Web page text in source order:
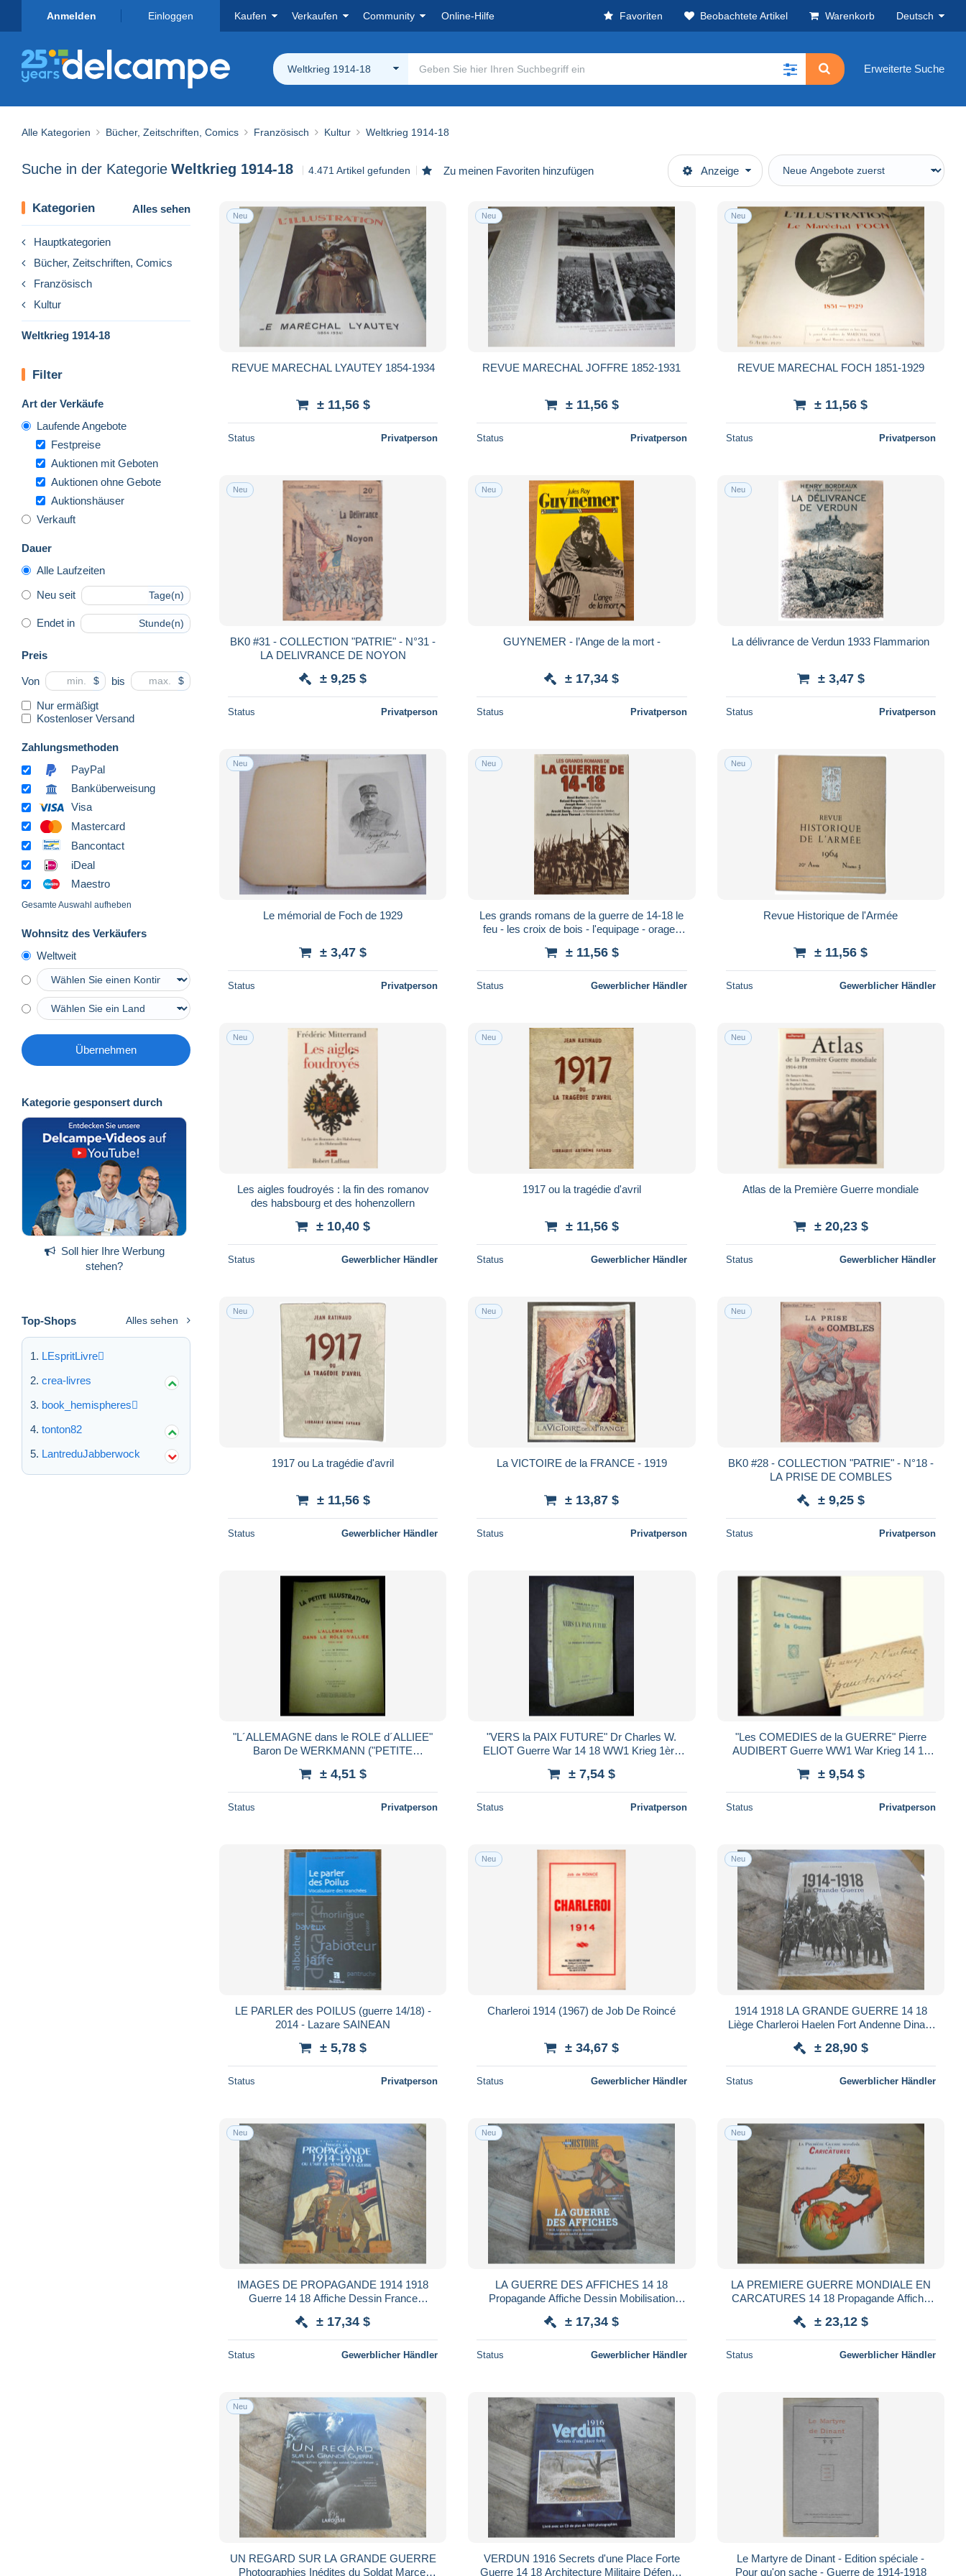
Anmelden Einloggen Kaufen Verkaufen Community Online-Hilfe Favoriten Beobachtete Artikel Warenkorb Deutsch
Weltkrieg 1914-18 Erweiterte Suche
Alle Kategorien Bücher, Zeitschriften, Comics Französisch Kultur Weltkrieg 1914-18
Suche in der Kategorie Weltkrieg 1914-18 4.471 Artikel gefunden Zu meinen Favoriten hinzufügen Anzeige
Kategorien Alles sehen
Hauptkategorien
Bücher, Zeitschriften, Comics
Französisch
Kultur
Weltkrieg 1914-18
Filter
Art der Verkäufe
Laufende Angebote
Festpreise
Auktionen mit Geboten
Auktionen ohne Gebote
Auktionshäuser
Verkauft
Dauer
Alle Laufzeiten
Neu seit Tage(n)
Endet in Stunde(n)
Preis
Von $ bis $
Nur ermäßigt
Kostenloser Versand
Zahlungsmethoden
PayPal
Banküberweisung
Visa
Mastercard
Bancontact
iDeal
Maestro
Gesamte Auswahl aufheben
Wohnsitz des Verkäufers
Weltweit
Übernehmen
Kategorie gesponsert durch
Soll hier Ihre Werbung
stehen?
Top-Shops Alles sehen
LEspritLivre
crea-livres
book_hemispheres
tonton82
LantreduJabberwock
Neu
REVUE MARECHAL LYAUTEY 1854-1934
± 11,56 $
Status Privatperson
Neu
REVUE MARECHAL JOFFRE 1852-1931
± 11,56 $
Status Privatperson
Neu
REVUE MARECHAL FOCH 1851-1929
± 11,56 $
Status Privatperson
Neu
BK0 #31 - COLLECTION "PATRIE" - N°31 -
LA DELIVRANCE DE NOYON
± 9,25 $
Status Privatperson
Neu
GUYNEMER - l’Ange de la mort -
± 17,34 $
Status Privatperson
Neu
La délivrance de Verdun 1933 Flammarion
± 3,47 $
Status Privatperson
Neu
Le mémorial de Foch de 1929
± 3,47 $
Status Privatperson
Neu
Les grands romans de la guerre de 14-18 le
feu - les croix de bois - l'equipage - orages
± 11,56 $
Status Gewerblicher Händler
Neu
Revue Historique de l'Armée
± 11,56 $
Status Gewerblicher Händler
Neu
Les aigles foudroyés : la fin des romanov
des habsbourg et des hohenzollern
± 10,40 $
Status Gewerblicher Händler
Neu
1917 ou la tragédie d'avril
± 11,56 $
Status Gewerblicher Händler
Neu
Atlas de la Première Guerre mondiale
± 20,23 $
Status Gewerblicher Händler
Neu
1917 ou La tragédie d'avril
± 11,56 $
Status Gewerblicher Händler
Neu
La VICTOIRE de la FRANCE - 1919
± 13,87 $
Status Privatperson
Neu
BK0 #28 - COLLECTION "PATRIE" - N°18 -
LA PRISE DE COMBLES
± 9,25 $
Status Privatperson
"L´ALLEMAGNE dans le ROLE d´ALLIEE"
Baron De WERKMANN ("PETITE
Krieg 1914-1918 !
± 4,51 $
Status Privatperson
"VERS la PAIX FUTURE" Dr Charles W.
ELIOT Guerre War 14 18 WW1 Krieg 1ère
± 7,54 $
Status Privatperson
"Les COMEDIES de la GUERRE" Pierre
AUDIBERT Guerre WW1 War Krieg 14 18
± 9,54 $
Status Privatperson
LE PARLER des POILUS (guerre 14/18) -
2014 - Lazare SAINEAN
± 5,78 $
Status Privatperson
Neu
Charleroi 1914 (1967) de Job De Roincé
± 34,67 $
Status Gewerblicher Händler
Neu
1914 1918 LA GRANDE GUERRE 14 18
Liège Charleroi Haelen Fort Andenne Dinant
Marne
± 28,90 $
Status Gewerblicher Händler
Neu
IMAGES DE PROPAGANDE 1914 1918
Guerre 14 18 Affiche Dessin France
Autriche
± 17,34 $
Status Gewerblicher Händler
Neu
LA GUERRE DES AFFICHES 14 18
Propagande Affiche Dessin Mobilisation
Belgique
± 17,34 $
Status Gewerblicher Händler
Neu
LA PREMIERE GUERRE MONDIALE EN
CARCATURES 14 18 Propagande Affiche
± 23,12 $
Status Gewerblicher Händler
Neu
UN REGARD SUR LA GRANDE GUERRE
Photographies Inédites du Soldat Marcel
VERDUN 1916 Secrets d'une Place Forte
Guerre 14 18 Architecture Militaire Défense
Le Martyre de Dinant - Edition spéciale -
Pour qu'on sache - Guerre de 1914-1918